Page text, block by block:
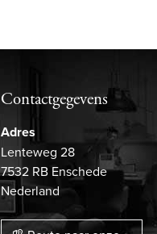
Contactgegevens
Adres
Lenteweg 28
7532 RB Enschede
Nederland